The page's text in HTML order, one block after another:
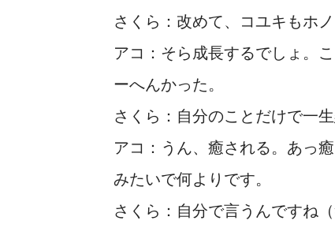
さくら：改めて、コユキもホ
アコ：そら成長するでしょ。
ーへんかった。
さくら：自分のことだけで一
アコ：うん、癒される。あっ
みたいで何よりです。
さくら：自分で言うんですね